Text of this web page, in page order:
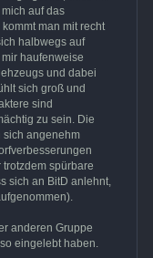
auf das
man mit recht
halbwegs auf
haufenweise
und dabei
sich groß und
sind
zu sein. Die
sich angenehm
spürbare
sich an BitD anlehnt,
anderen Gruppe
eingelebt haben.